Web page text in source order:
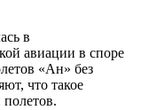
в
авиации в споре
«Ан» без
что такое